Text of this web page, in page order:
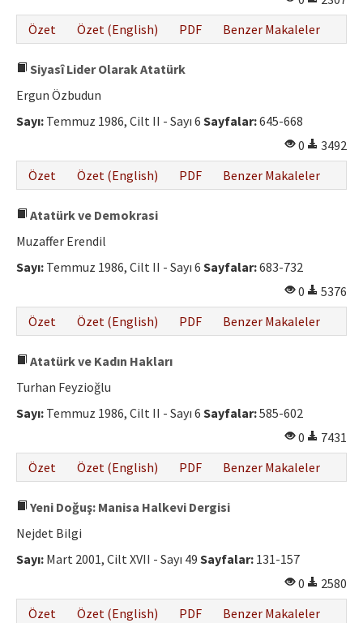
Özet
Özet (English) PDF Benzer Makaleler
Siyasî Lider Olarak Atatürk
Ergun Özbudun
Sayı: Temmuz 1986, Cilt II - Sayı 6 Sayfalar:645-668
0
3492
Özet
Özet (English) PDF Benzer Makaleler
Atatürk ve Demokrasi
Muzaffer Erendil
Sayı: Temmuz 1986, Cilt II - Sayı 6 Sayfalar:683-732
0
5376
Özet
Özet (English) PDF Benzer Makaleler
Atatürk ve Kadın Hakları
Turhan Feyzioğlu
Sayı: Temmuz 1986, Cilt II - Sayı 6 Sayfalar:585-602
0
7431
Özet
Özet (English) PDF Benzer Makaleler
Yeni Doğuş: Manisa Halkevi Dergisi
Nejdet Bilgi
Sayı: Mart 2001, Cilt XVII - Sayı 49 Sayfalar: 131-157
0
2580
Özet
Özet (English) PDF Benzer Makaleler